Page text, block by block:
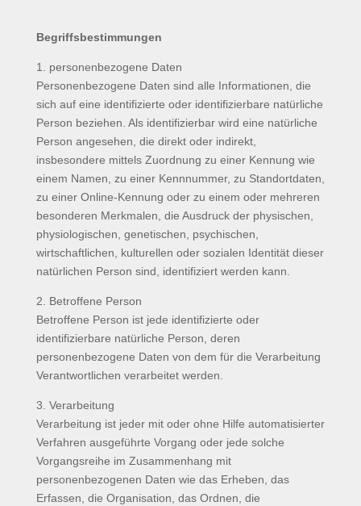
Begriffsbestimmungen
1. personenbezogene Daten
Personenbezogene Daten sind alle Informationen, die
sich auf eine identifizierte oder identifizierbare natürliche
Person beziehen. Als identifizierbar wird eine natürliche
Person angesehen, die direkt oder indirekt,
insbesondere mittels Zuordnung zu einer Kennung wie
einem Namen, zu einer Kennnummer, zu Standortdaten,
zu einer Online-Kennung oder zu einem oder mehreren
besonderen Merkmalen, die Ausdruck der physischen,
physiologischen, genetischen, psychischen,
wirtschaftlichen, kulturellen oder sozialen Identität dieser
natürlichen Person sind, identifiziert werden kann.
2. Betroffene Person
Betroffene Person ist jede identifizierte oder
identifizierbare natürliche Person, deren
personenbezogene Daten von dem für die Verarbeitung
Verantwortlichen verarbeitet werden.
3. Verarbeitung
Verarbeitung ist jeder mit oder ohne Hilfe automatisierter
Verfahren ausgeführte Vorgang oder jede solche
Vorgangsreihe im Zusammenhang mit
personenbezogenen Daten wie das Erheben, das
Erfassen, die Organisation, das Ordnen, die